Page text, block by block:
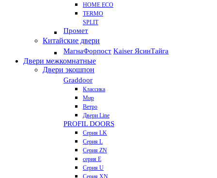
HOME ECO
ТЕRМО
SPLIT
Промет
Китайские двери
МагнаФорпост Kaiser ЯсинТайга
Двери межкомнатные
Двери экошпон
Graddoor
Классика
Мир
Ветро
Двери Line
PROFIL DOORS
Серия LK
Серия L
Серия ZN
серия E
Серия U
Серия XN